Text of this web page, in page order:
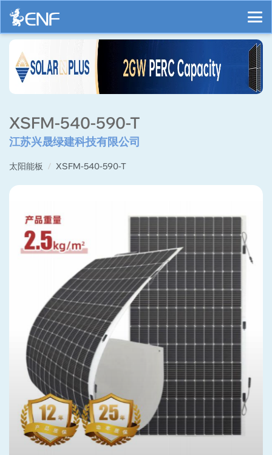
XSFM-540-590-T
江苏兴晟绿建科技有限公司
太阳能板 XSFM-540-590-T